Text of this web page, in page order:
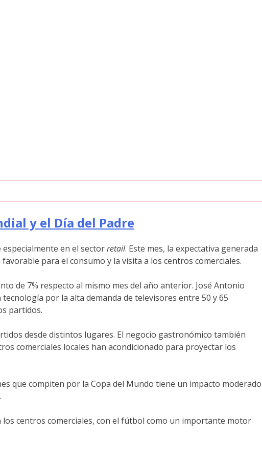
y el Día del Padre
en el sectorretail. Este mes, la expectativa generada
para el consumo y la visita a los centros comerciales.
de 7% respecto al mismo mes del año anterior. José Antonio
por la alta demanda de televisores entre 50 y 65
partidos.
desde distintos lugares. El negocio gastronómico también
comerciales locales han acondicionado para proyectar los
que compiten por la Copa del Mundo tiene un impacto moderado
centros comerciales, con el fútbol como un importante motor